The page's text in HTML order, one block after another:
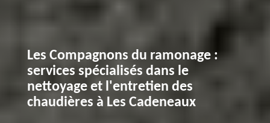
Les Compagnons du ramonage :
services spécialisés dans le
nettoyage et l'entretien des
chaudières à Les Cadeneaux